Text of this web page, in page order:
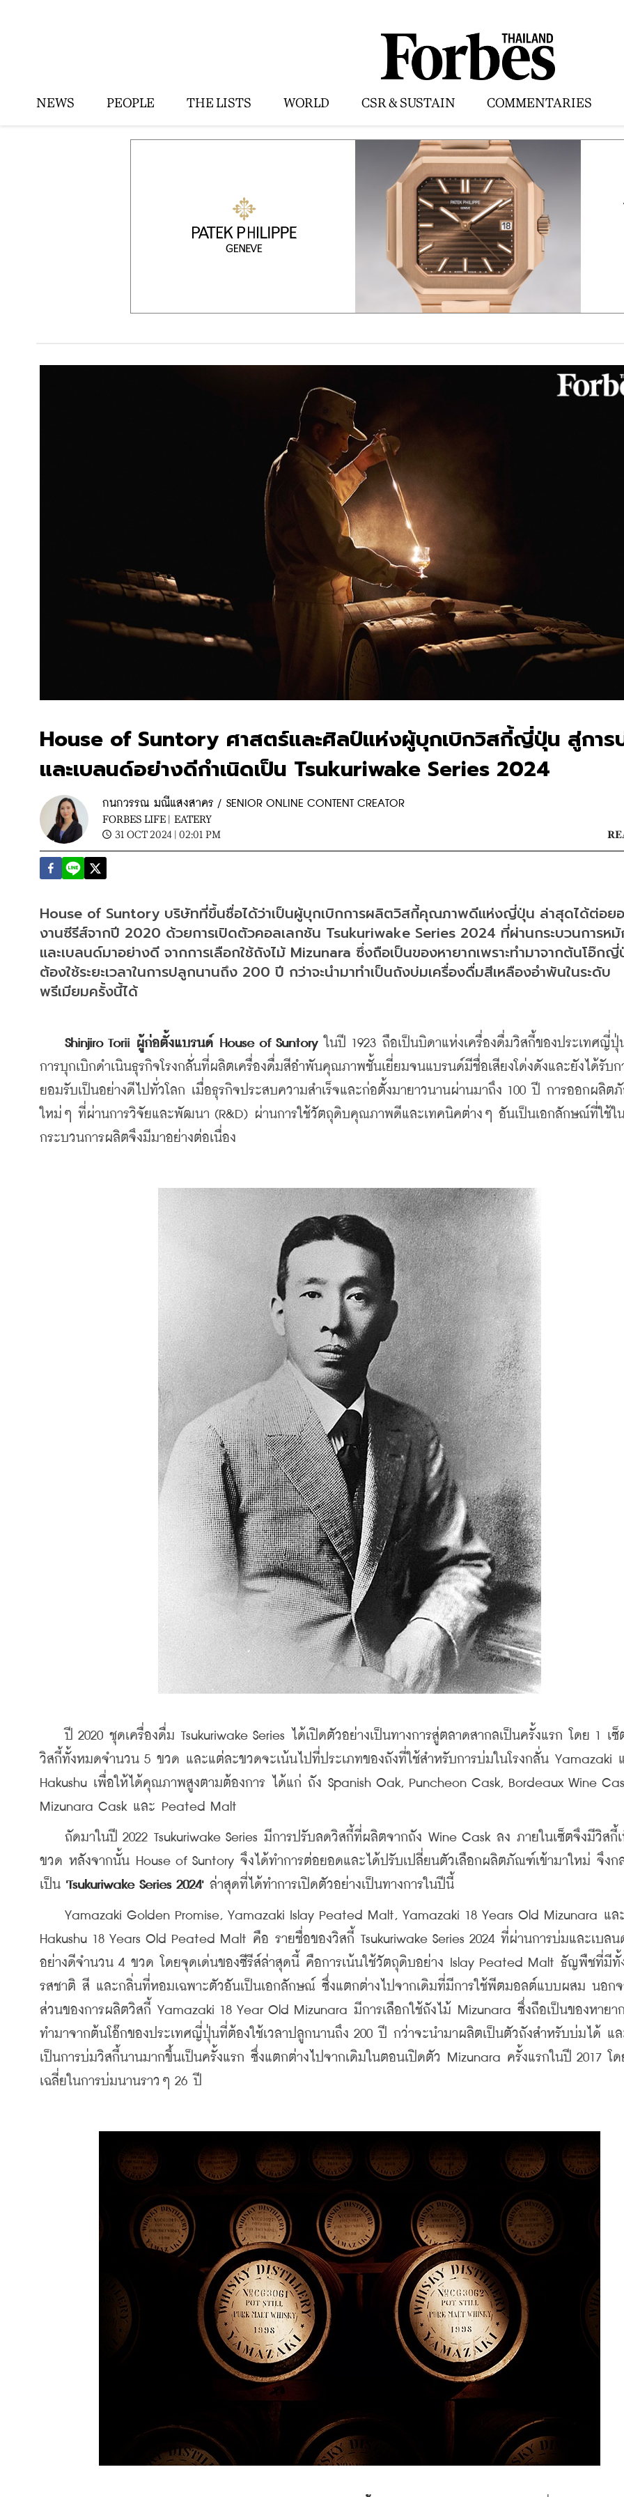
NEWS PEOPLE THE LISTS WORLD CSR & SUSTAIN COMMENTARIES
House of Suntory ศาสตร์และศิลป์แห่งผู้บุกเบิกวิสกี้ญี่ปุ่น สู่การ
และเบลนด์อย่างดีกำเนิดเป็น Tsukuriwake Series 2024
กนกวรรณ มณีแสงสาคร / SENIOR ONLINE CONTENT CREATOR
FORBES LIFE | EATERY
31 OCT 2024 | 02:01 PM
House of Suntory บริษัทที่ขึ้นชื่อได้ว่าเป็นผู้บุกเบิกการผลิตวิสกี้คุณภาพดีแห่งญี่ปุ่น ล่าสุดได้ต่อย
งานซีรีส์จากปี 2020 ด้วยการเปิดตัวคอลเลกชัน Tsukuriwake Series 2024 ที่ผ่านกระบวนการห
และเบลนด์มาอย่างดี จากการเลือกใช้ถังไม้ Mizunara ซึ่งถือเป็นของหายากเพราะทำมาจากต้นโอ๊ก
ต้องใช้ระยะเวลาในการปลูกนานถึง 200 ปี กว่าจะนำมาทำเป็นถังบ่มเครื่องดื่มสีเหลืองอำพันในระดับ
พรีเมียมครั้งนี้ได้
Shinjiro Torii ผู้ก่อตั้งแบรนด์ House of Suntory ในปี 1923 ถือเป็นบิดาแห่งเครื่องดื่มวิสกี้ของประเทศญี่ปุ่
การบุกเบิกดำเนินธุรกิจโรงกลัั่นที่ผลิตเครื่องดื่มสีอำพันคุณภาพชั้นเยี่ยมจนแบรนด์มีชื่อเสียงโด่งดังและยังได้รับก
ยอมรับเป็นอย่างดีไปทั่วโลก เมื่อธุรกิจประสบความสำเร็จและก่อตั้งมายาวนานผ่านมาถึง 100 ปี การออกผลิต
ใหม่ๆ ที่ผ่านการวิจัยและพัฒนา (R&D) ผ่านการใช้วัตถุดิบคุณภาพดีและเทคนิคต่างๆ อันเป็นเอกลักษณ์ที่ใช้ใ
กระบวนการผลิตจึงมีมาอย่างต่อเนื่อง
ปี 2020 ชุดเครื่องดื่ม Tsukuriwake Series ได้เปิดตัวอย่างเป็นทางการสู่ตลาดสากลเป็นครั้งแรก โดย 1 เซ็
วิสกี้ทั้งหมดจำนวน 5 ขวด และแต่ละขวดจะเน้นไป ที่ประเภทของถังที่ใช้สำหรับการบ่มในโรงกลั่น Yamazaki
Hakushu เพื่อให้ได้คุณภาพสูงตามต้องการ ได้แก่ ถัง Spanish Oak, Puncheon Cask, Bordeaux Wine
Mizunara Cask และ Peated Malt
ถัดมาในปี 2022 Tsukuriwake Series มีการปรับลดวิสกี้ที่ผลิตจากถัง Wine Cask ลง ภายในเซ็ตจึงมีวิสกี้
ขวด หลังจากนั้น House of Suntory จึงได้ทำการต่อยอดและได้ปรับเปลี่ยนตัวเลือกผลิตภัณฑ์เข้ามาใหม่ จึงก
เป็น 'Tsukuriwake Series 2024' ล่าสุดที่ได้ทำการเปิดตัวอย่างเป็นทางการในปีนี้
Yamazaki Golden Promise, Yamazaki Islay Peated Malt, Yamazaki 18 Years Old Mizunara แล
Hakushu 18 Years Old Peated Malt คือ รายชื่อของวิสกี้ Tsukuriwake Series 2024 ที่ผ่านการบ่มและเบลน
อย่างดีจำนวน 4 ขวด โดยจุดเด่นของซีรีส์ล่าสุดนี้ คือการเน้นใช้วัตถุดิบอย่าง Islay Peated Malt ธัญพืชที่มีทั้
รสชาติ สี และกลิ่นที่หอมเฉพาะตัวอันเป็นเอกลักษณ์ ซึ่งแตกต่างไปจากเดิมที่มีการใช้พีตมอลต์แบบผสม นอก
ส่วนของการผลิตวิสกี้ Yamazaki 18 Year Old Mizunara มีการเลือกใช้ถังไม้ Mizunara ซึ่งถือเป็นของหายา
ทำมาจากต้นโอ๊กของประเทศญี่ปุ่นที่ต้องใช้เวลาปลูกนานถึง 200 ปี กว่าจะนำมาผลิตเป็นตัวถังสำหรับบ่มได้ แล
เป็นการบ่มวิสกี้นานมากขึ้นเป็นครั้งแรก ซึ่งแตกต่างไปจากเดิมในตอนเปิดตัว
Mizunara ครั้งแรกในปี 2017 โ
เฉลี่ยในการบ่มนานราวๆ 26 ปี